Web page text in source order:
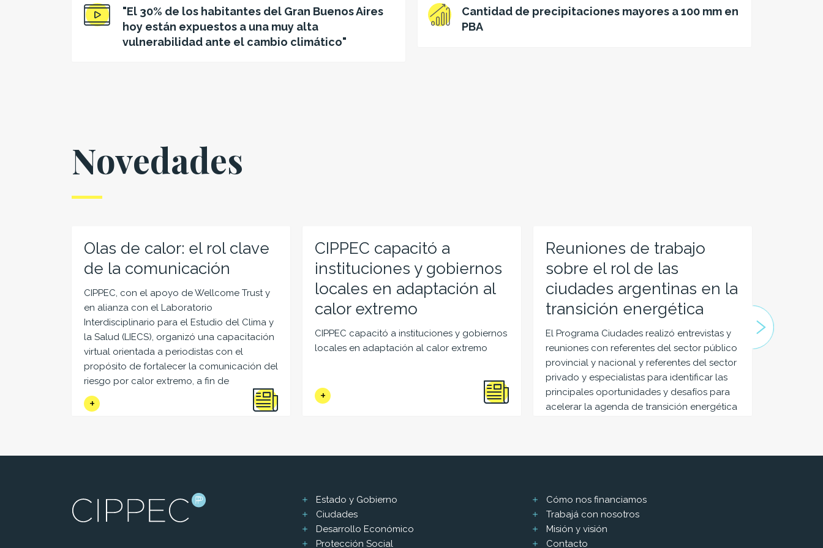
"El 30% de los habitantes del Gran Buenos Aires
hoy están expuestos a una muy alta
vulnerabilidad ante el cambio climático"
Cantidad de precipitaciones mayores a 100 mm en
PBA
Novedades
Olas de calor: el rol clave
de la comunicación
CIPPEC, con el apoyo de Wellcome Trust y
en alianza con el Laboratorio
Interdisciplinario para el Estudio del Clima y
la Salud (LIECS), organizó una capacitación
virtual orientada a periodistas con el
propósito de fortalecer la comunicación del
riesgo por calor extremo, a fin de
CIPPEC capacitó a
instituciones y gobiernos
locales en adaptación al
calor extremo
CIPPEC capacitó a instituciones y gobiernos
locales en adaptación al calor extremo
Reuniones de trabajo
sobre el rol de las
ciudades argentinas en la
transición energética
El Programa Ciudades realizó entrevistas y
reuniones con referentes del sector público
provincial y nacional y referentes del sector
privado y especialistas para identificar las
principales oportunidades y desafíos para
acelerar la agenda de transición energética
Estado y Gobierno
Ciudades
Desarrollo Económico
Protección Social
Cómo nos financiamos
Trabajá con nosotros
Misión y visión
Contacto